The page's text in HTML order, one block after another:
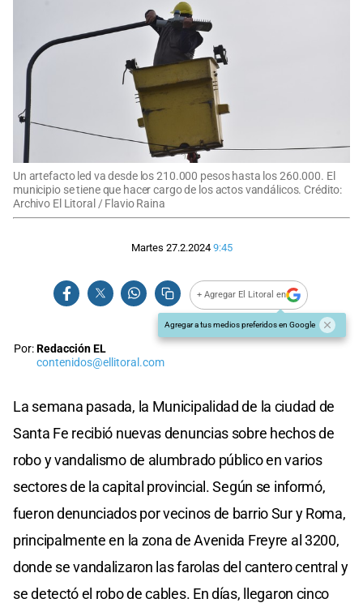
Un artefacto led va desde los 210.000 pesos hasta los 260.000. El
municipio se tiene que hacer cargo de los actos vandálicos. Crédito:
Archivo El Litoral / Flavio Raina
Martes 27.2.2024 9:45
+ Agregar El Litoral en
Agregar a tus medios preferidos en Google
Por:Redacción EL
contenidos@ellitoral.com
La semana pasada, la Municipalidad de la ciudad de
Santa Fe recibió nuevas denuncias sobre hechos de
robo y vandalismo de alumbrado público en varios
sectores de la capital provincial. Según se informó,
fueron denunciados por vecinos de barrio Sur y Roma,
principalmente en la zona de Avenida Freyre al 3200,
donde se vandalizaron las farolas del cantero central y
se detectó el robo de cables. En días, llegaron cinco